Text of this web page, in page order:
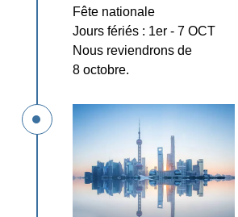
Fête nationale
Jours fériés : 1er - 7 OCT
Nous reviendrons de
8 octobre.